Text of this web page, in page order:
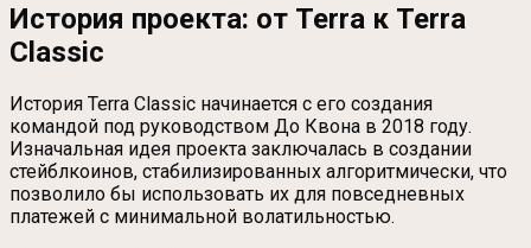
История проекта: от Terra к Terra
Classic
История Terra Classic начинается с его создания
командой под руководством До Квона в 2018 году.
Изначальная идея проекта заключалась в создании
стейблкоинов, стабилизированных алгоритмически, что
позволило бы использовать их для повседневных
платежей с минимальной волатильностью.